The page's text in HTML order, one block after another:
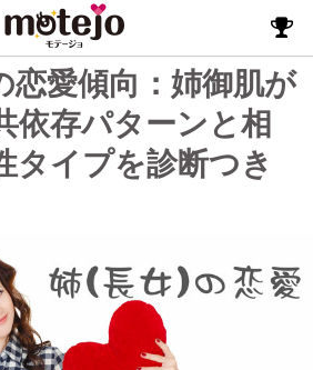
恋愛傾向：姉御肌が
依存パターンと相
タイプを診断つき